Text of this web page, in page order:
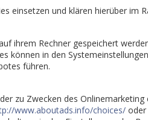
einsetzen und klären hierüber im
ihrem Rechner gespeichert
können in den
führen.
zu Zwecken des
www.aboutads.info/choices/ oder